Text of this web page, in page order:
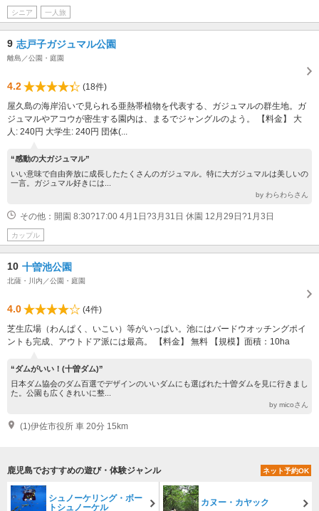
シニア 一人旅
9 志戸子ガジュマル公園
離島／公園・庭園
4.2
(18件)
屋久島の海岸沿いで見られる亜熱帯植物を代表する、ガジュマルの群生地。ガ
ジュマルやアコウが密生する園内は、まるでジャングルのよう。 【料金】 大
人: 240円 大学生: 240円 団体(...
“感動の大ガジュマル”
いい意味で自由奔放に成長したたくさんのガジュマル。特に大ガジュマルは美しいの
一言。ガジュマル好きには...
by わらわらさん
その他：開園 8:30?17:00 4月1日?3月31日 休園 12月29日?1月3日
カップル
10 十曽池公園
北薩・川内／公園・庭園
4.0
(4件)
芝生広場（わんぱく、いこい）等がいっぱい。池にはバードウオッチングポイ
ントも完成、アウトドア派には最高。 【料金】 無料 【規模】面積：10ha
“ダムがいい！(十曽ダム)”
日本ダム協会のダム百選でデザインのいいダムにも選ばれた十曽ダムを見に行きまし
た。公園も広くきれいに整...
by micoさん
(1)伊佐市役所 車 20分 15km
鹿児島でおすすめの遊び・体験ジャンル ネット予約OK
シュノーケリング・ボー
トシュノーケル
カヌー・カヤック